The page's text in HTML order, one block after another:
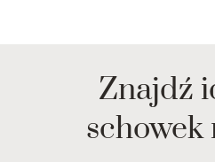
Znajdź
schowek